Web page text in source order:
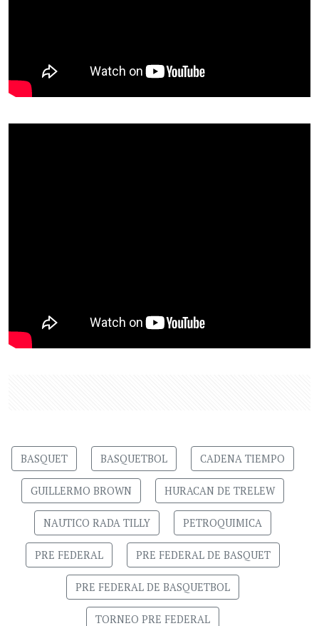
BASQUET BASQUETBOL CADENA TIEMPO
GUILLERMO BROWN HURACAN DE TRELEW
NAUTICO RADA TILLY PETROQUIMICA
PRE FEDERAL PRE FEDERAL DE BASQUET
PRE FEDERAL DE BASQUETBOL
TORNEO PRE FEDERAL